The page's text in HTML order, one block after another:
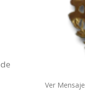
Ver Mensaje